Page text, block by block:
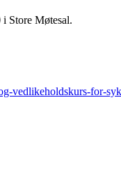
Store Møtesal.
vedlikeholdskurs-for-